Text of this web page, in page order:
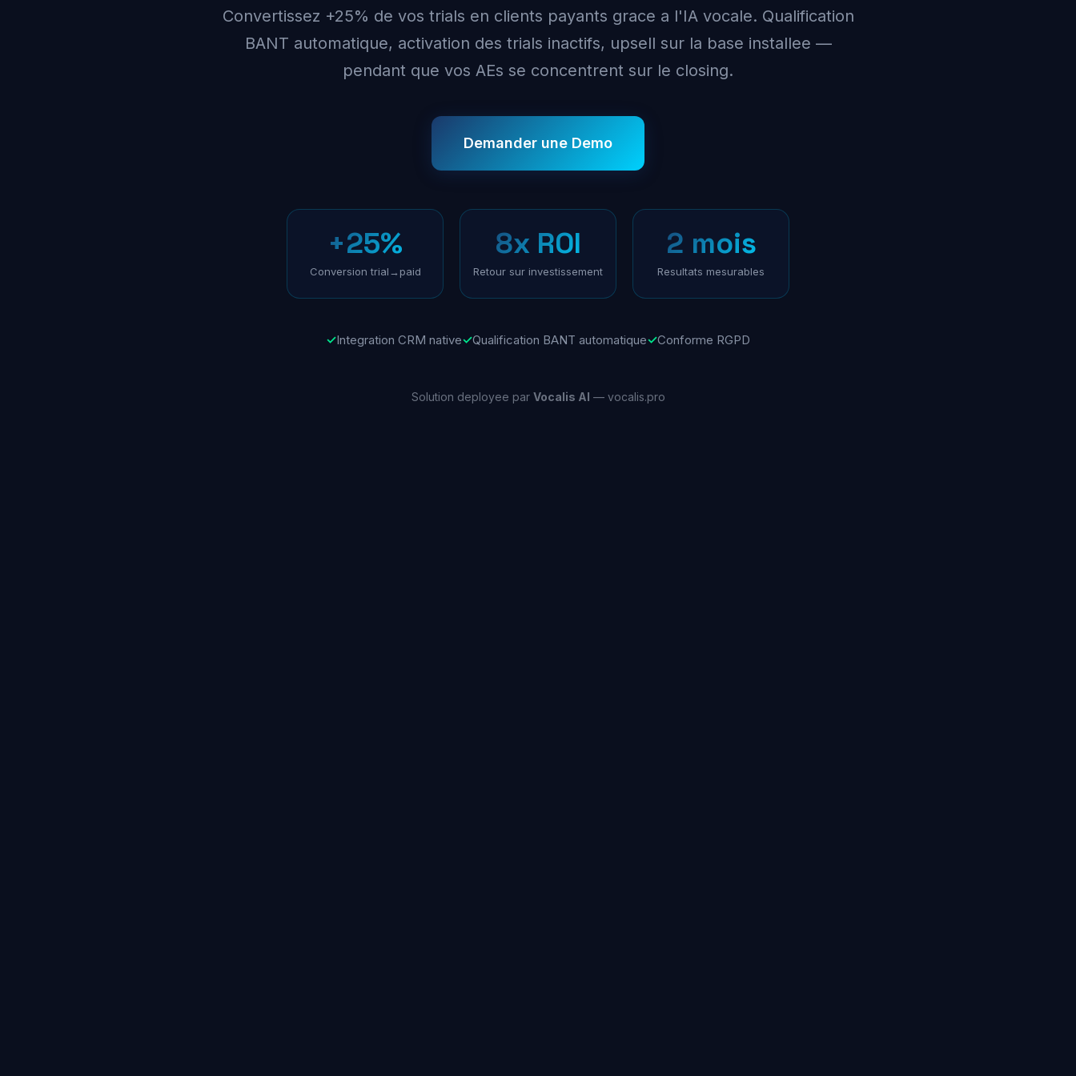
Convertissez +25% de vos trials en clients payants grace a l'IA vocale. Qualification
BANT automatique, activation des trials inactifs, upsell sur la base installee —
pendant que vos AEs se concentrent sur le closing.
Demander une Demo
+25%
Conversion trial→paid
8x ROI
Retour sur investissement
2 mois
Resultats mesurables
✓Integration CRM native✓Qualification BANT automatique✓Conforme RGPD
Solution deployee par Vocalis AI — vocalis.pro